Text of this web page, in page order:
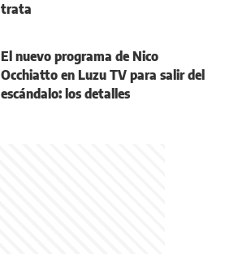
trata
El nuevo programa de Nico
Occhiatto en Luzu TV para salir del
escándalo: los detalles